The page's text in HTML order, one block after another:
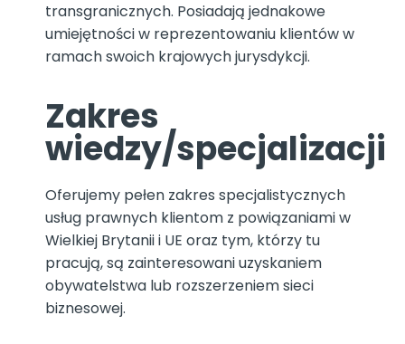
transgranicznych. Posiadają jednakowe
umiejętności w reprezentowaniu klientów w
ramach swoich krajowych jurysdykcji.
Zakres
wiedzy/specjalizacji
Oferujemy pełen zakres specjalistycznych
usług prawnych klientom z powiązaniami w
Wielkiej Brytanii i UE oraz tym, którzy tu
pracują, są zainteresowani uzyskaniem
obywatelstwa lub rozszerzeniem sieci
biznesowej.